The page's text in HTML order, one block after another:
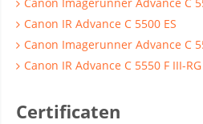
Canon IR Advance C 5500 ES
Canon Imagerunner Advance C
Canon IR Advance C 5550 F III-RG
Certificaten